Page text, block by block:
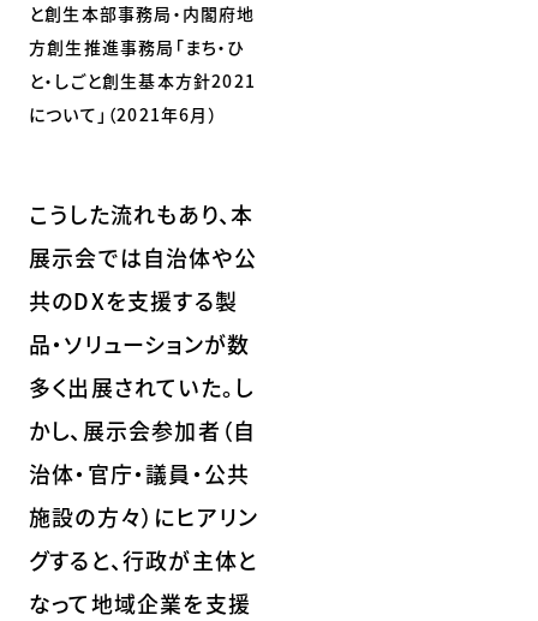
と創生本部事務局・内閣府地
方創生推進事務局「まち・ひ
と・しごと創生基本方針2021
について」（2021年6月）
こうした流れもあり、本
展示会では自治体や公
共のDXを支援する製
品・ソリューションが数
多く出展されていた。し
かし、展示会参加者（自
治体・官庁・議員・公共
施設の方々）にヒアリン
グすると、行政が主体と
なって地域企業を支援